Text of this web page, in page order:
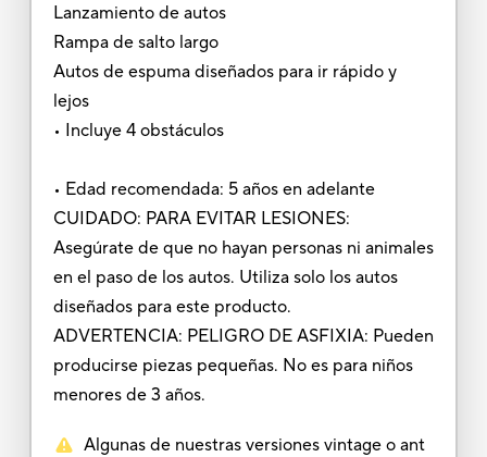
Lanzamiento de autos
Rampa de salto largo
Autos de espuma diseñados para ir rápido y
lejos
• Incluye 4 obstáculos
• Edad recomendada: 5 años en adelante
CUIDADO: PARA EVITAR LESIONES:
Asegúrate de que no hayan personas ni animales
en el paso de los autos. Utiliza solo los autos
diseñados para este producto.
ADVERTENCIA: PELIGRO DE ASFIXIA: Pueden
producirse piezas pequeñas. No es para niños
menores de 3 años.
Algunas de nuestras versiones vintage o ant